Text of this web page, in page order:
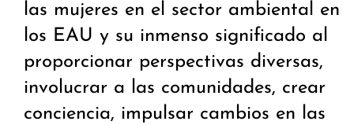
las mujeres en el sector ambiental en
los EAU y su inmenso significado al
proporcionar perspectivas diversas,
involucrar a las comunidades, crear
conciencia, impulsar cambios en las